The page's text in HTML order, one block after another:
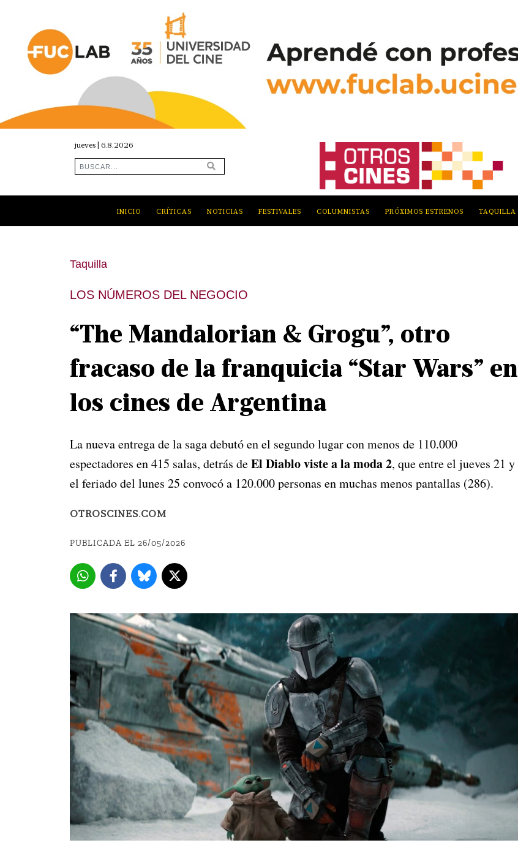
jueves | 6.8.2026
INICIO CRÍTICAS NOTICIAS FESTIVALES COLUMNISTAS PRÓXIMOS ESTRENOS TAQUILLA
Taquilla
LOS NÚMEROS DEL NEGOCIO
“The Mandalorian & Grogu”, otro
fracaso de la franquicia “Star Wars” en
los cines de Argentina
La nueva entrega de la saga debutó en el segundo lugar con menos de 110.000
espectadores en 415 salas, detrás deEl Diablo viste a la moda 2, que entre el jueves 21 y
el feriado del lunes 25 convocó a 120.000 personas en muchas menos pantallas (286).
OTROSCINES.COM
PUBLICADA EL 26/05/2026